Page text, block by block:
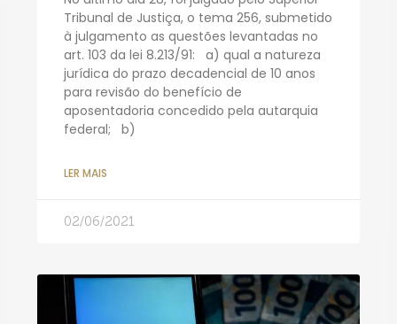
Tribunal de Justiça, o tema 256, submetido
à julgamento as questões levantadas no
art. 103 da lei 8.213/91: a) qual a natureza
jurídica do prazo decadencial de 10 anos
para revisão do benefício de
aposentadoria concedido pela autarquia
federal; b)
LER MAIS
02/06/2021